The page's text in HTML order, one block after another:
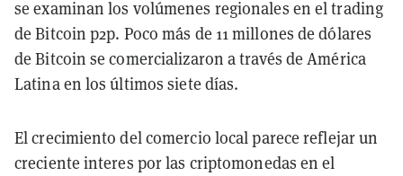
se examinan los volúmenes regionales en el trading
de Bitcoin p2p. Poco más de 11 millones de dólares
de Bitcoin se comercializaron a través de América
Latina en los últimos siete días.
El crecimiento del comercio local parece reflejar un
creciente interes por las criptomonedas en el